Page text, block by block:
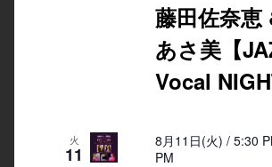
藤田佐奈恵
あさ美【
Vocal
火
11
8月11日(火) / 5:30
PM